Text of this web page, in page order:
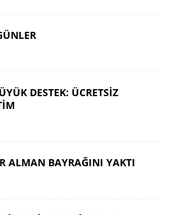
DESTEK: ÜCRETSİZ
ALMAN BAYRAĞINI YAKTI